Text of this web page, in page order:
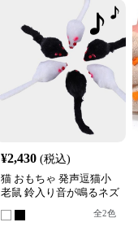
¥2,430 (税込)
猫 おもちゃ 発声逗猫小
老鼠 鈴入り音が鳴るネズ
全2色